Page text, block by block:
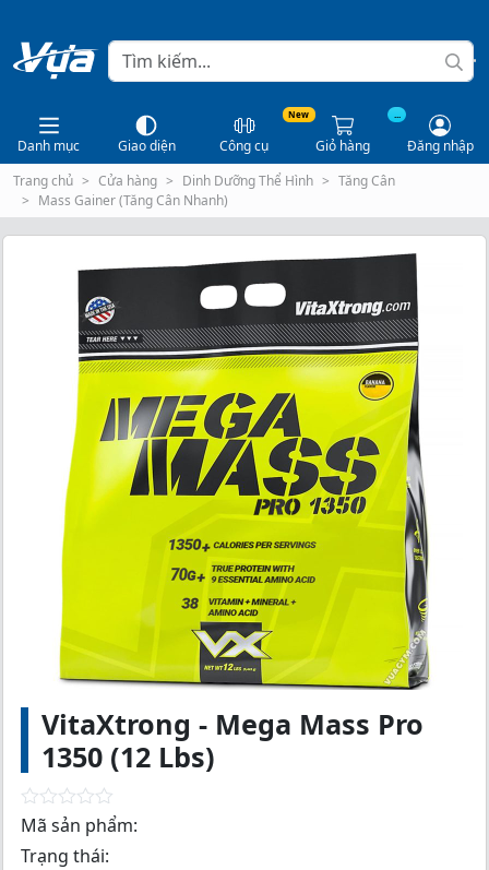
Danh mục Giao diện
New
Công cụ
...
Giỏ hàng
Đăng nhập
Trang chủ
Cửa hàng Dinh Dưỡng Thể Hình
Tăng Cân
Mass Gainer (Tăng Cân Nhanh)
VitaXtrong - Mega Mass Pro
1350 (12 Lbs)
R
t
Mã sản phẩm:
Trạng thái: